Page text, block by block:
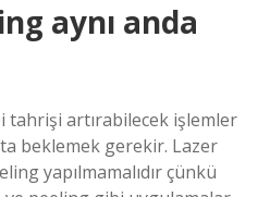
aynı anda
tahrişi artırabilecek işlemler
beklemek gerekir. Lazer
yapılmamalıdır çünkü